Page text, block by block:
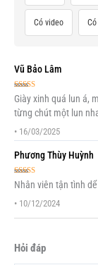
Có video
Vũ Bảo Lâm
Được xếp
hạng 55 sao
Giày xinh quá lun á,
từng chút một lun
• 16/03/2025
Phương Thùy Huỳnh
Được xếp
hạng5 5 sao
Nhân viên tận tình
• 10/12/2024
Hỏi đáp